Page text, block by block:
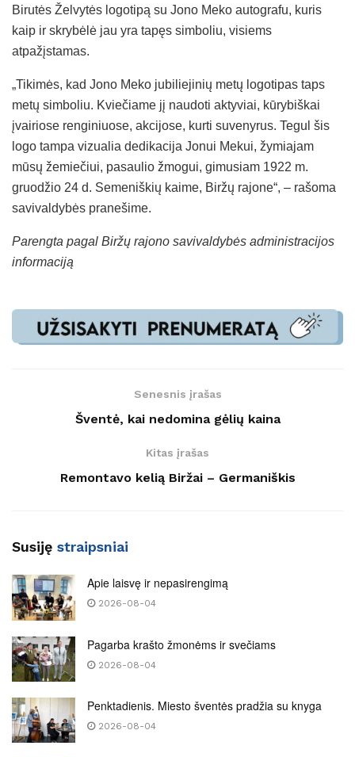
Birutės Želvytės logotipą su Jono Meko autografu, kuris
kaip ir skrybėlė jau yra tapęs simboliu, visiems
atpažįstamas.
„Tikimės, kad Jono Meko jubiliejinių metų logotipas taps
metų simboliu. Kviečiame jį naudoti aktyviai, kūrybiškai
įvairiose renginiuose, akcijose, kurti suvenyrus. Tegul šis
logo tampa vizualia dedikacija Jonui Mekui, žymiajam
mūsų žemiečiui, pasaulio žmogui, gimusiam 1922 m.
gruodžio 24 d. Semeniškių kaime, Biržų rajone“, – rašoma
savivaldybės pranešime.
Parengta pagal Biržų rajono savivaldybės administracijos
informaciją
Senesnis įrašas
Šventė, kai nedomina gėlių kaina
Kitas įrašas
Remontavo kelią Biržai – Germaniškis
Susiję straipsniai
Apie laisvę ir nepasirengimą
2026-08-04
Pagarba krašto žmonėms ir svečiams
2026-08-04
Penktadienis. Miesto šventės pradžia su knyga
2026-08-04